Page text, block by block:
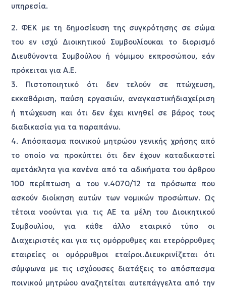
υπηρεσία.
2. ΦΕΚ με τη δημοσίευση της συγκρότησης σε σώμα
του εν ισχύ Διοικητικού Συμβουλίουκαι το διορισμό
Διευθύνοντα Συμβούλου ή νόμιμου εκπροσώπου, εάν
πρόκειται για Α.Ε.
3. Πιστοποιητικό ότι δεν τελούν σε πτώχευση,
εκκαθάριση, παύση εργασιών, αναγκαστικήδιαχείριση
ή πτώχευση και ότι δεν έχει κινηθεί σε βάρος τους
διαδικασία για τα παραπάνω.
4. Απόσπασμα ποινικού μητρώου γενικής χρήσης από
το οποίο να προκύπτει ότι δεν έχουν καταδικαστεί
αμετάκλητα για κανένα από τα αδικήματα του άρθρου
100 περίπτωση α του ν.4070/12 τα πρόσωπα που
ασκούν διοίκηση αυτών των νομικών προσώπων. Ως
τέτοια νοούνται για τις ΑΕ τα μέλη του Διοικητικού
Συμβουλίου, για κάθε άλλο εταιρικό τύπο οι
Διαχειριστές και για τις ομόρρυθμες και ετερόρρυθμες
εταιρείες οι ομόρρυθμοι εταίροι.Διευκρινίζεται ότι
σύμφωνα με τις ισχύουσες διατάξεις το απόσπασμα
ποινικού μητρώου αναζητείται αυτεπάγγελτα από την